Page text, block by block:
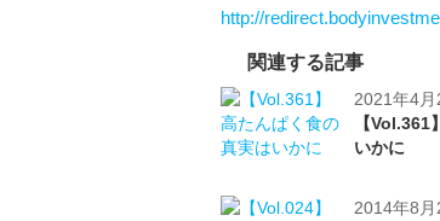
http://
関連する記事
2021年4月
【
いかに
2014年8月